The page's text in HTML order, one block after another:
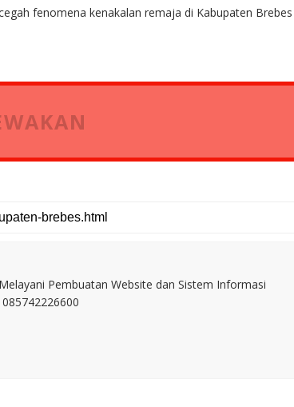
fenomena kenakalan remaja di Kabupaten Brebes
Pembuatan Website dan Sistem Informasi